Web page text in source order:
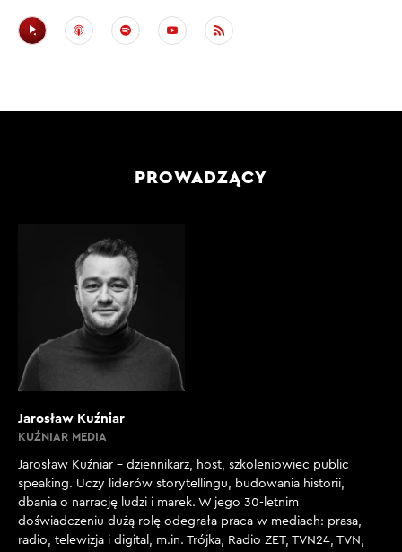
PROWADZĄCY
Jarosław Kuźniar
KUŹNIAR MEDIA
Jarosław Kuźniar – dziennikarz, host, szkoleniowiec public
speaking. Uczy liderów storytellingu, budowania historii,
dbania o narrację ludzi i marek. W jego 30-letnim
doświadczeniu dużą rolę odegrała praca w mediach: prasa,
radio, telewizja i digital, m.in. Trójka, Radio ZET, TVN24, TVN,